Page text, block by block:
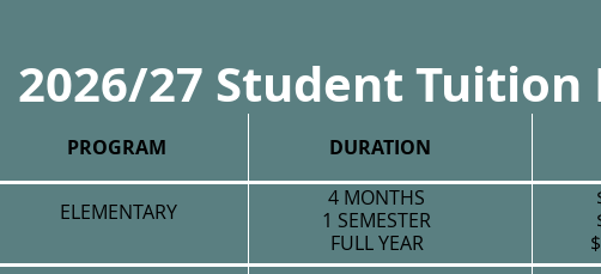
2026/27 Student Tuition
4 MONTHS
1 SEMESTER
FULL YEAR
ELEMENTARY
PROGRAM DURATION